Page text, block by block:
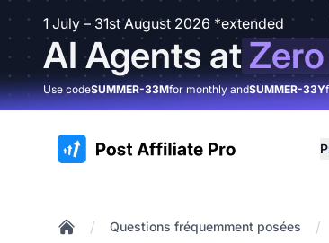
1 July – 31st August 2026 *extended
AI Agents at
Use codeSUMMER-33Mfor monthly andSUMMER-33Y
:site.title
/ Questions fréquemment posées /